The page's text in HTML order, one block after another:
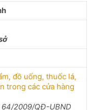
đồ uống, thuốc lá,
trong các cửa hàng
2009/QĐ-UBND